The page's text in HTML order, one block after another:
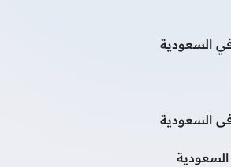
السعودية
السعودية